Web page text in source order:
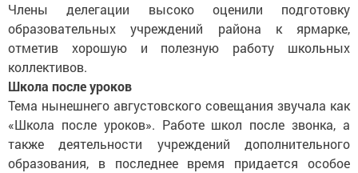
Члены делегации высоко оценили подготовку
образовательных учреждений района к ярмарке,
отметив хорошую и полезную работу школьных
коллективов.
Школа после уроков
Тема нынешнего августовского совещания звучала как
«Школа после уроков». Работе школ после звонка, а
также деятельности учреждений дополнительного
образования, в последнее время придается особое